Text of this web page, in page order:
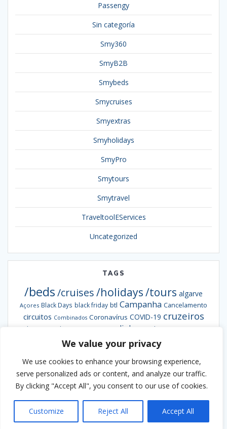
We value your privacy
We use cookies to enhance your browsing experience,
serve personalized ads or content, and analyze our traffic.
By clicking "Accept All", you consent to our use of cookies.
Customize Reject All Accept All
Passengy
Sin categoría
Smy360
SmyB2B
Smybeds
Smycruises
Smyextras
Smyholidays
SmyPro
Smytours
Smytravel
TraveltoolEServices
Uncategorized
TAGS
/beds/cruises/holidays/tours algarve
Açores Black Days black friday btl Campanha Cancelamento
circuitos Combinados Coronavírus COVID-19 cruzeiros
destaques da semana escapadinhas Exclusiva
grandes viagens hoteis hotel hotéis informação
Ofertas pacotes
portugal praias semana santa Smybeds Smycruises
SmyholidaysSmytours Smytravel venda
antecipada Verão